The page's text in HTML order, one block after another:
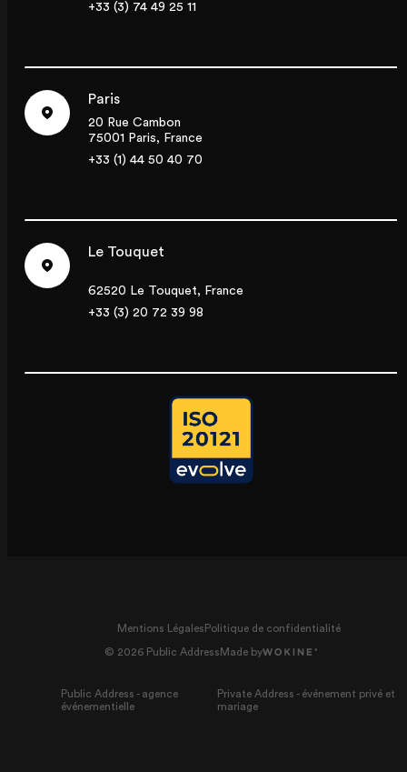
+33 (3) 74 49 25 11
Paris
20 Rue Cambon
75001 Paris, France
+33 (1) 44 50 40 70
Le Touquet
62520 Le Touquet, France
+33 (3) 20 72 39 98
Mentions Légales Politique de confidentialité
© 2026 Public Address Made by
Public Address - agence
événementielle
Private Address - événement privé et
mariage